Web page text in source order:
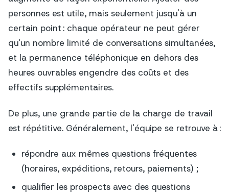
personnes est utile, mais seulement jusqu'à un
certain point : chaque opérateur ne peut gérer
qu'un nombre limité de conversations simultanées,
et la permanence téléphonique en dehors des
heures ouvrables engendre des coûts et des
effectifs supplémentaires.
De plus, une grande partie de la charge de travail
est répétitive. Généralement, l'équipe se retrouve à :
répondre aux mêmes questions fréquentes
(horaires, expéditions, retours, paiements) ;
qualifier les prospects avec des questions